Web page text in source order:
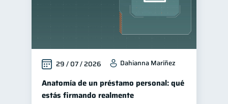
1
Educación Financiera 1
Mipymes 1
Información financiera 1
inversiones 1
Salud mental 1 ahorro
29 / 07 / 2026 Dahianna Maríñez
Anatomía de un préstamo personal: qué
estás firmando realmente